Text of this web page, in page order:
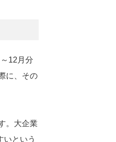
12月分
に、その
。大企業
いという